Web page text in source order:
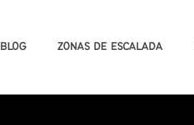
BLOG ZONAS DE ESCALADA